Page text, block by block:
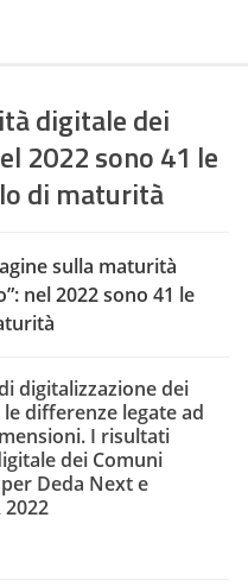
digitale dei
2022 sono 41 le
di maturità
sulla maturità
nel 2022 sono 41 le
digitalizzazione dei
differenze legate ad
I risultati
dei Comuni
Deda Next e
2022